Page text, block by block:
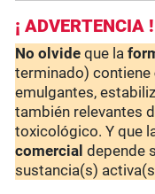
¡ ADVERTENCIA !
No olvide que la
terminado) contiene
emulgantes,
también relevantes
toxicológico. Y que
comercial depende
sustancia(s)